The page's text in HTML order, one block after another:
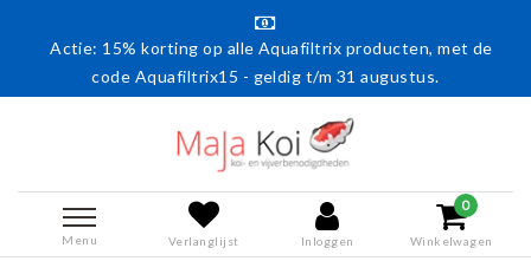
Actie: 15% korting op alle Aquafiltrix producten, met de
code Aquafiltrix15 - geldig t/m 31 augustus.
Menu Verlanglijst Inloggen
0
Winkelwagen